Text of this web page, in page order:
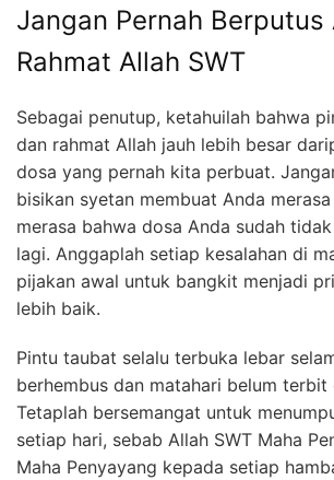
Jangan Pernah Berputus
Rahmat Allah SWT
Sebagai penutup, ketahuilah bahwa
dan rahmat Allah jauh lebih besar
dosa yang pernah kita perbuat.
bisikan syetan membuat Anda
merasa bahwa dosa Anda sudah
lagi. Anggaplah setiap kesalahan di
pijakan awal untuk bangkit menjadi
lebih baik.
Pintu taubat selalu terbuka lebar
berhembus dan matahari belum terbit
Tetaplah bersemangat untuk
setiap hari, sebab Allah SWT Maha
Maha Penyayang kepada setiap